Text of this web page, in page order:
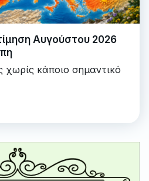
Αυγούστου 2026
χωρίς κάποιο σημαντικό